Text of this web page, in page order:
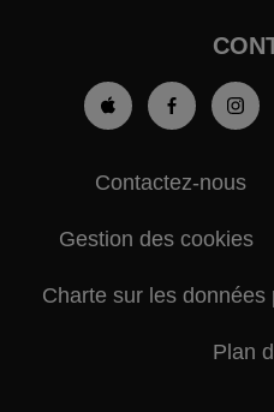
Contactez-nous
Gestion des cookies
Charte sur les
Plan